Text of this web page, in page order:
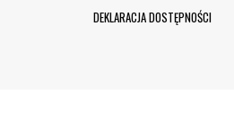
DEKLARACJA DOSTĘPNOŚCI